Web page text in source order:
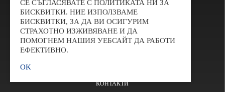
ОТБОРЪТ
ВИДЕО
ГАЛЕРИЯ
КОНТАКТИ
СЕ СЪГЛАСЯВАТЕ С ПОЛИТИКАТА НИ ЗА
БИСКВИТКИ. НИЕ ИЗПОЛЗВАМЕ
БИСКВИТКИ, ЗА ДА ВИ ОСИГУРИМ
СТРАХОТНО ИЗЖИВЯВАНЕ И ДА
ПОМОГНЕМ НАШИЯ УЕБСАЙТ ДА РАБОТИ
ЕФЕКТИВНО.
OK